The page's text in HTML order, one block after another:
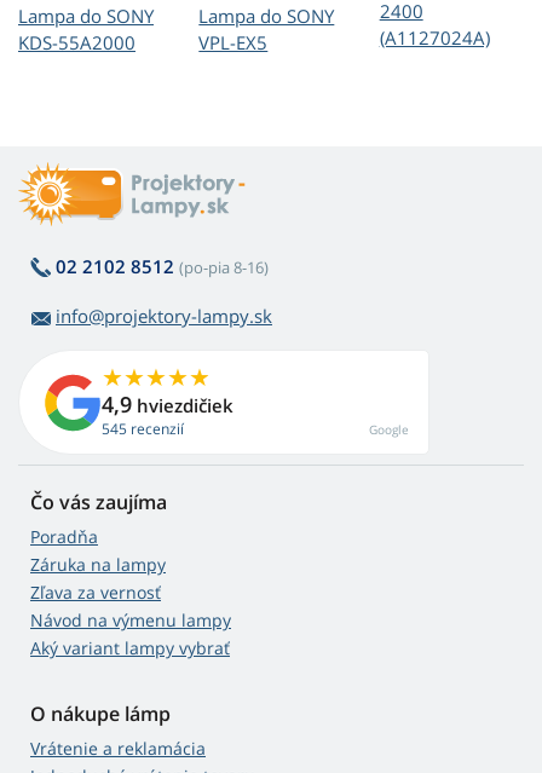
Lampa do SONY
KDS-55A2000
Lampa do SONY
VPL-EX5
2400
(A1127024A)
02 2102 8512 (po-pia 8-16)
info@projektory-lampy.sk
4,9 hviezdičiek
545 recenzií Google
Čo vás zaujíma
Poradňa
Záruka na lampy
Zľava za vernosť
Návod na výmenu lampy
Aký variant lampy vybrať
O nákupe lámp
Vrátenie a reklamácia